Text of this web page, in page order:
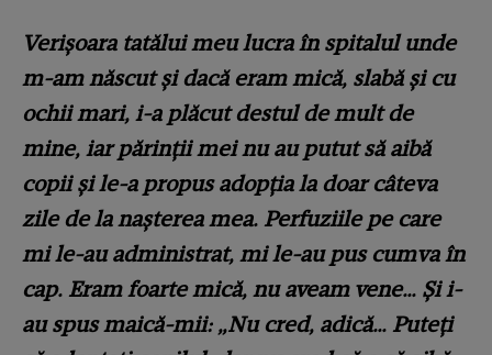
Verişoara tatălui meu lucra în spitalul unde
m-am născut şi dacă eram mică, slabă şi cu
ochii mari, i-a plăcut destul de mult de
mine, iar părinţii mei nu au putut să aibă
copii şi le-a propus adopţia la doar câteva
zile de la naşterea mea. Perfuziile pe care
mi le-au administrat, mi le-au pus cumva în
cap. Eram foarte mică, nu aveam vene… Şi i-
au spus maică-mii: „Nu cred, adică… Puteţi